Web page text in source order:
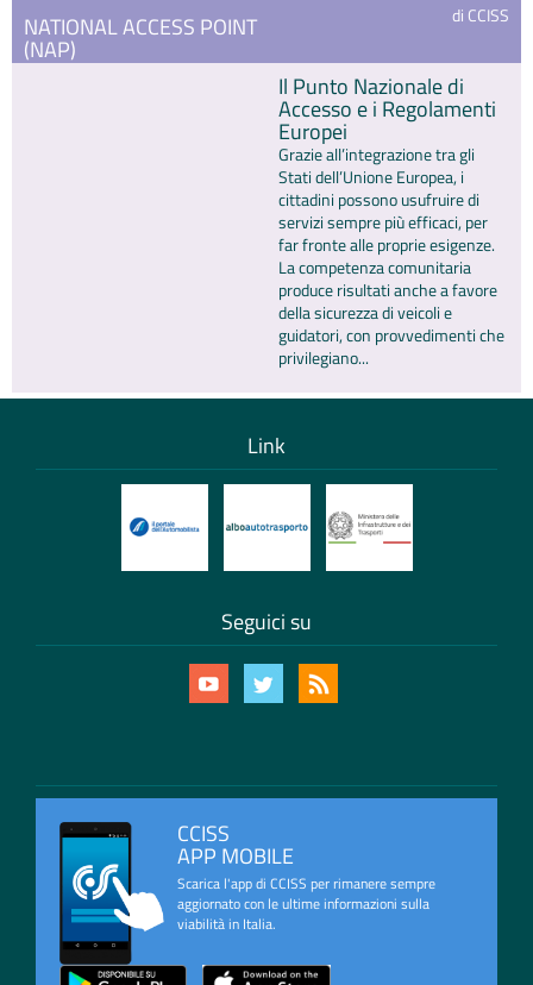
NATIONAL ACCESS POINT
(NAP)
di CCISS
Il Punto Nazionale di
Accesso e i Regolamenti
Europei
Grazie all’integrazione tra gli
Stati dell’Unione Europea, i
cittadini possono usufruire di
servizi sempre più efficaci, per
far fronte alle proprie esigenze.
La competenza comunitaria
produce risultati anche a favore
della sicurezza di veicoli e
guidatori, con provvedimenti che
privilegiano...
Link
Seguici su
CCISS
APP MOBILE
Scarica l'app di CCISS per rimanere sempre
aggiornato con le ultime informazioni sulla
viabilità in Italia.